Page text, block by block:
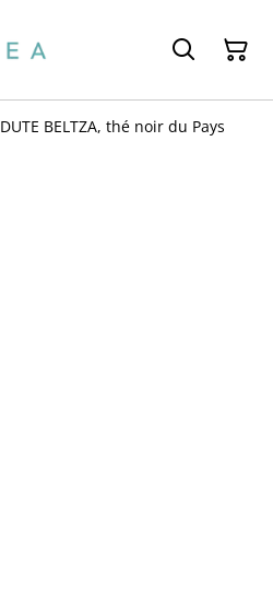
DUTE BELTZA, thé noir du Pays